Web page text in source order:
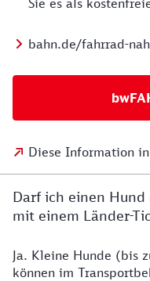
Sie es als
bahn.de/fahrrad-
Diese Information
Darf ich einen
mit einem Länder-
Ja. Kleine Hunde (bis
können im